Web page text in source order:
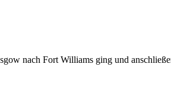
nach Fort Williams ging und